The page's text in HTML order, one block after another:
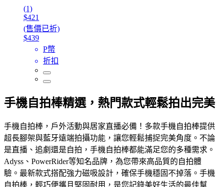
(1)
$421
(售價已折)
$439
P幣
折扣
手機自拍棒精選，熱門款式輕鬆拍出完美
手機自拍棒，戶外活動與居家直播必備！多款手機自拍棒提供
超長腳架與藍牙遠端拍攝功能，讓您輕鬆捕捉完美角度。不論
是直播、追劇還是自拍，手機自拍棒都能滿足您的多種需求。
Adyss、PowerRider等知名品牌，為您帶來高品質的自拍體
驗。最新款式搭配強力磁吸設計，確保手機穩固不掉落。手機
自拍棒，輕巧便攜且堅固耐用，是您記錄美好生活的最佳幫